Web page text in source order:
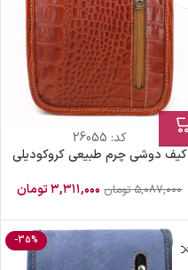
کد: 26055
کیف دوشی چرم طبیعی کروکودیلی
۵,۰۸۷,۰۰۰ تومان ۳,۳۱۱,۰۰۰تومان
-35%